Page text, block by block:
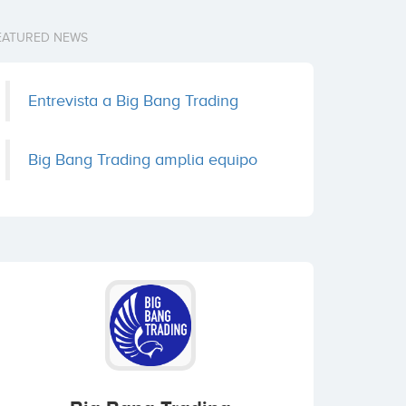
NEWS
Entrevista a Big Bang Trading
Big Bang Trading amplia equipo